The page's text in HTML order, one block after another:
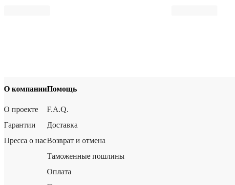
О компании
О проекте
Гарантии
Пресса о нас
Помощь
F.A.Q.
Доставка
Возврат и отмена
Таможенные пошлины
Оплата